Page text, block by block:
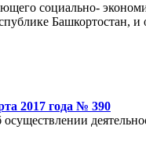
социально-
Башкортостан,
2017 года № 390